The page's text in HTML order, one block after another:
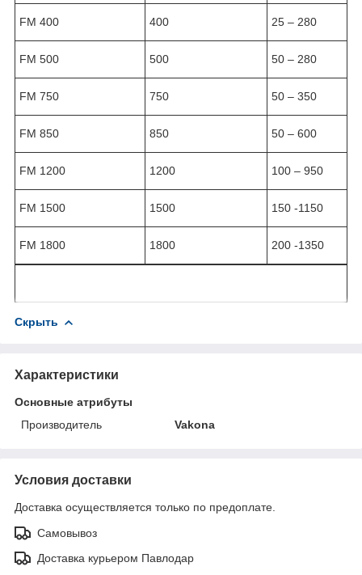
FM 400 400 25 – 280
FM 500 500 50 – 280
FM 750 750 50 – 350
FM 850 850 50 – 600
FM 1200 1200 100 – 950
FM 1500 1500 150 -1150
FM 1800 1800 200 -1350
Скрыть
Характеристики
Основные атрибуты
Производитель
Vakona
Условия доставки
Доставка осуществляется только по предоплате.
Самовывоз
Доставка курьером Павлодар